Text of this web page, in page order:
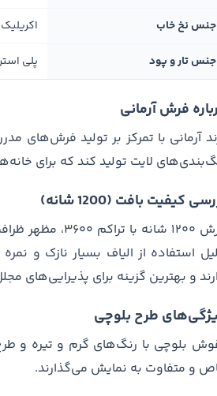
جنس نخ خاب
جنس تار و پود پلی
فرش آرمانی
آرمانی با تمرکز بر تولید فرش‌های
لایت تولید کند که برای
کیفیت بافت (1200 شانه)
فرش ۱۲۰۰ شانه
و بهترین گزینه برای
طرح بلوچی
بلوچی با رنگ‌های گرم و تیره و
و متفاوت به نمایش می‌گذارند.